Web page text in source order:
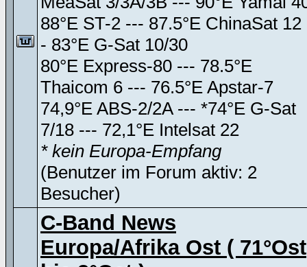
88°E ST-2 --- 87.5°E ChinaSat 12
- 83°E G-Sat 10/30
80°E Express-80 --- 78.5°E
Thaicom 6 --- 76.5°E Apstar-7
74,9°E ABS-2/2A --- *74°E G-Sat
7/18 --- 72,1°E Intelsat 22
* kein Europa-Empfang
(Benutzer im Forum aktiv: 2
Besucher)
C-Band News
Europa/Afrika Ost ( 71°Ost